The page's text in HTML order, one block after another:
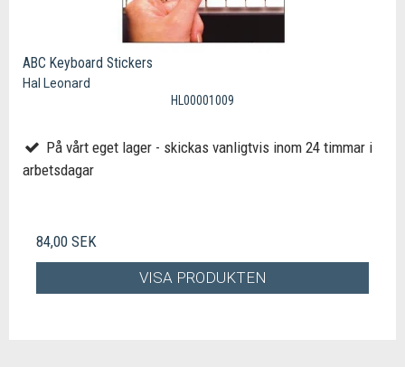
ABC Keyboard Stickers
Hal Leonard
HL00001009
På vårt eget lager - skickas vanligtvis inom 24 timmar i
arbetsdagar
84,00 SEK
VISA PRODUKTEN